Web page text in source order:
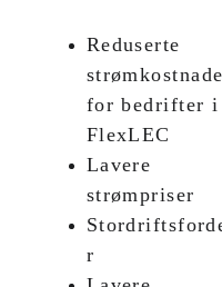
Reduserte
for bedrifter i
FlexLEC
Lavere
strømpriser
r